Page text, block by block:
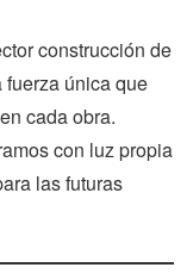
construcción de
única que
cada obra.
con luz propia
las futuras